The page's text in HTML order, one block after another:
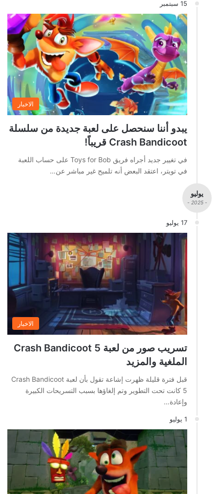
15 سبتمبر
الاخبار
يبدو أننا سنحصل على لعبة جديدة من سلسلة
Crash Bandicoot قريباً!
في تغيير جديد أجراه فريق Toys for Bob على حساب اللعبة
في تويتر، اعتقد البعض أنه تلميح غير مباشر عن…
يوليو
- 2025 -
17 يوليو
الاخبار
تسريب صور من لعبة Crash Bandicoot 5
الملغية والمزيد
قبل فترة قليلة ظهرت إشاعة تقول بأن لعبة Crash Bandicoot
5 كانت تحت التطوير وتم إلغاؤها بسبب التسريحات الكبيرة
وإعادة…
1 يوليو